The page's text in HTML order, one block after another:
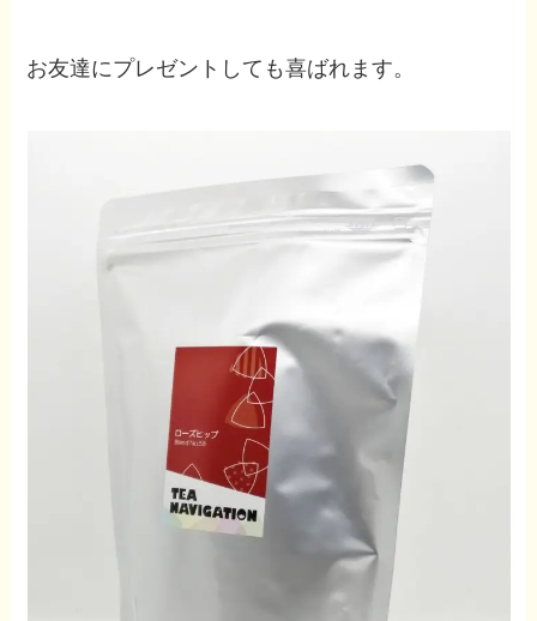
お友達にプレゼントしても喜ばれます。